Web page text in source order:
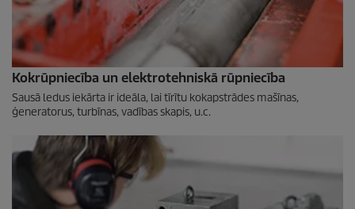
Kokrūpniecība un elektrotehniskā rūpniecība
Sausā ledus iekārta ir ideāla, lai tīrītu kokapstrādes mašīnas,
ģeneratorus, turbīnas, vadības skapis, u.c.